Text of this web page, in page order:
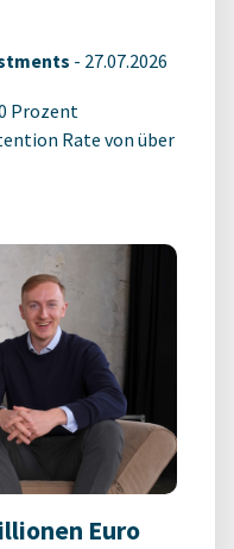
- 27.07.2026
Prozent
Rate von über
Euro